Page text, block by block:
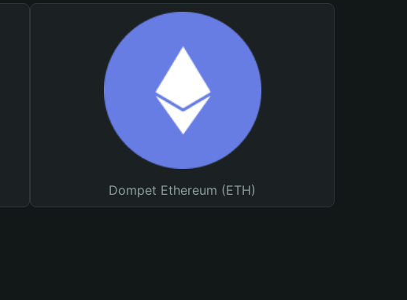
Dompet Ethereum (ETH)